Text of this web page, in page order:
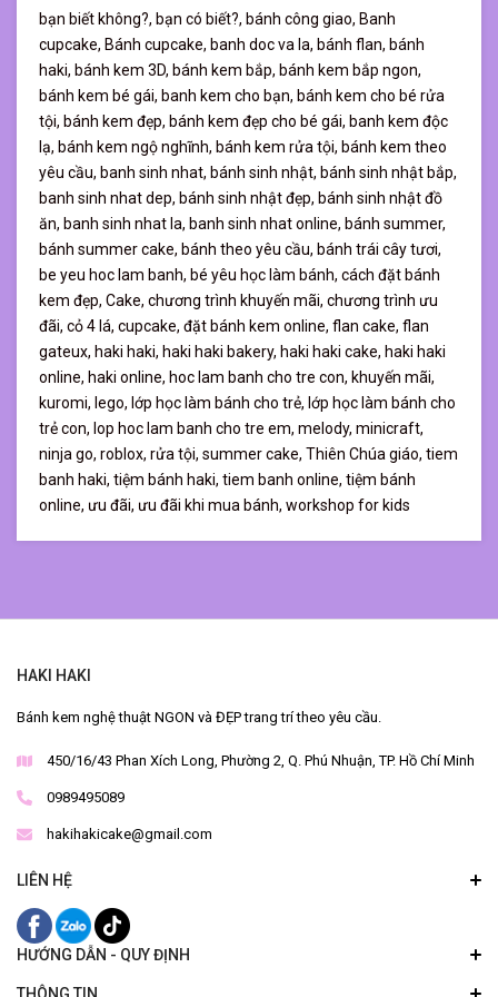
bạn biết không?, bạn có biết?, bánh công giao, Banh
cupcake, Bánh cupcake, banh doc va la, bánh flan, bánh
haki, bánh kem 3D, bánh kem bắp, bánh kem bắp ngon,
bánh kem bé gái, banh kem cho bạn, bánh kem cho bé rửa
tội, bánh kem đẹp, bánh kem đẹp cho bé gái, banh kem độc
lạ, bánh kem ngộ nghĩnh, bánh kem rửa tội, bánh kem theo
yêu cầu, banh sinh nhat, bánh sinh nhật, bánh sinh nhật bắp,
banh sinh nhat dep, bánh sinh nhật đẹp, bánh sinh nhật đồ
ăn, banh sinh nhat la, banh sinh nhat online, bánh summer,
bánh summer cake, bánh theo yêu cầu, bánh trái cây tươi,
be yeu hoc lam banh, bé yêu học làm bánh, cách đặt bánh
kem đẹp, Cake, chương trình khuyến mãi, chương trình ưu
đãi, cỏ 4 lá, cupcake, đặt bánh kem online, flan cake, flan
gateux, haki haki, haki haki bakery, haki haki cake, haki haki
online, haki online, hoc lam banh cho tre con, khuyến mãi,
kuromi, lego, lớp học làm bánh cho trẻ, lớp học làm bánh cho
trẻ con, lop hoc lam banh cho tre em, melody, minicraft,
ninja go, roblox, rửa tội, summer cake, Thiên Chúa giáo, tiem
banh haki, tiệm bánh haki, tiem banh online, tiệm bánh
online, ưu đãi, ưu đãi khi mua bánh, workshop for kids
HAKI HAKI
Bánh kem nghệ thuật NGON và ĐẸP trang trí theo yêu cầu.
450/16/43 Phan Xích Long, Phường 2, Q. Phú Nhuận, TP. Hồ Chí Minh
0989495089
hakihakicake@gmail.com
LIÊN HỆ
HƯỚNG DẪN - QUY ĐỊNH
THÔNG TIN